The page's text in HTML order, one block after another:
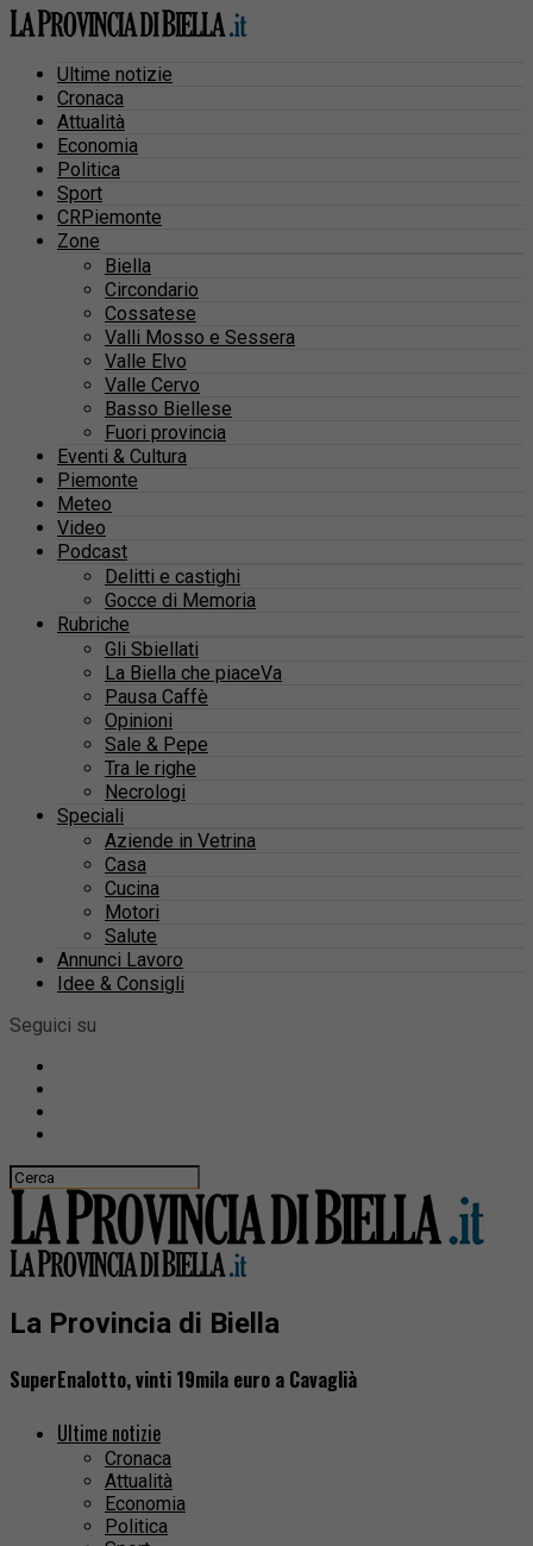
Ultime notizie
Cronaca
Attualità
Economia
Politica
Sport
CRPiemonte
Zone
Biella
Circondario
Cossatese
Valli Mosso e Sessera
Valle Elvo
Valle Cervo
Basso Biellese
Fuori provincia
Eventi & Cultura
Piemonte
Meteo
Video
Podcast
Delitti e castighi
Gocce di Memoria
Rubriche
Gli Sbiellati
La Biella che piaceVa
Pausa Caffè
Opinioni
Sale & Pepe
Tra le righe
Necrologi
Speciali
Aziende in Vetrina
Casa
Cucina
Motori
Salute
Annunci Lavoro
Idee & Consigli
Seguici su
La Provincia di Biella
SuperEnalotto, vinti 19mila euro a Cavaglià
Ultime notizie
Cronaca
Attualità
Economia
Politica